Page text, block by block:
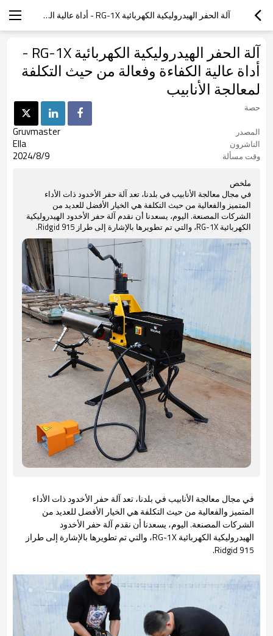
آلة الحفر الهيدروليكية الكهربائية RG-1X - أداة عالية الكفاءة وفعالة من حيث التكلفة لمعالجة الأنابيب
آلة الحفر الهيدروليكية الكهربائية RG-1X -
أداة عالية الكفاءة وفعالة من حيث التكلفة
لمعالجة الأنابيب
حصة
المصدر
Gruvmaster
الناشرون Ella
وقت مسألة 2024/8/9
ملخص
في مجال معالجة الأنابيب في بلدنا، تعد آلة حفر الأخدود ذات الأداء
المتميز والفعالية من حيث التكلفة هي الخيار الأفضل للعديد من
الشركات المصنعة. اليوم، يسعدنا أن نقدم آلة حفر الأخدود الهيدروليكية
الكهربائية RG-1X، والتي تم تطويرها بالإشارة إلى طراز Ridgid 915.
في مجال معالجة الأنابيب في بلدنا، تعد آلة حفر الأخدود ذات الأداء
المتميز والفعالية من حيث التكلفة هي الخيار الأفضل للعديد من
الشركات المصنعة. اليوم، يسعدنا أن نقدم آلة حفر الأخدود
الهيدروليكية الكهربائية RG-1X، والتي تم تطويرها بالإشارة إلى طراز
Ridgid 915.